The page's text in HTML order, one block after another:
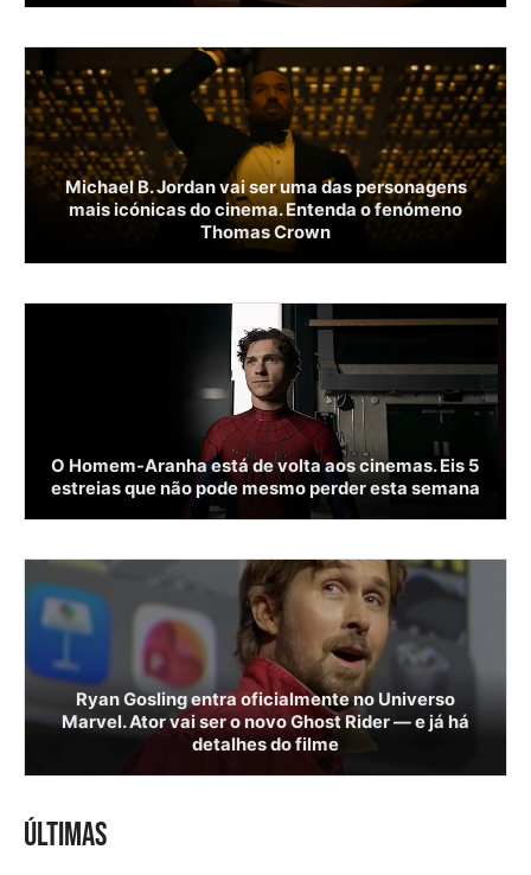
Michael B. Jordan vai ser uma das personagens
mais icónicas do cinema. Entenda o fenómeno
Thomas Crown
O Homem-Aranha está de volta aos cinemas. Eis 5
estreias que não pode mesmo perder esta semana
Ryan Gosling entra oficialmente no Universo
Marvel. Ator vai ser o novo Ghost Rider — e já há
detalhes do filme
ÚLTIMAS